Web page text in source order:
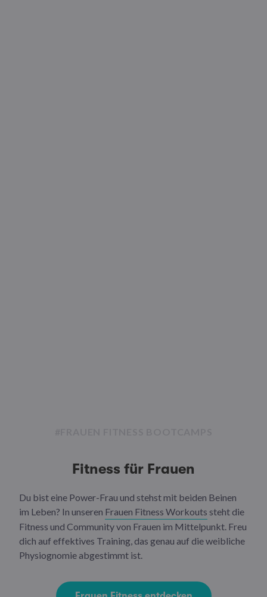
Fitness für Frauen
Du bist eine Power-Frau und stehst mit beiden Beinen
im Leben? In unseren Frauen Fitness Workouts steht die
Fitness und Community von Frauen im Mittelpunkt. Freu
dich auf effektives Training, das genau auf die weibliche
Physiognomie abgestimmt ist.